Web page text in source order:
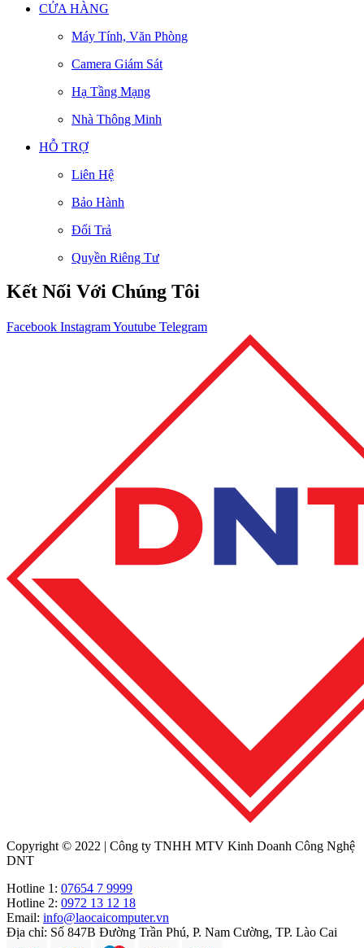
CỬA HÀNG
Máy Tính, Văn Phòng
Camera Giám Sát
Hạ Tầng Mạng
Nhà Thông Minh
HỖ TRỢ
Liên Hệ
Bảo Hành
Đổi Trả
Quyền Riêng Tư
Kết Nối Với Chúng Tôi
Facebook InstagramYoutube Telegram
Copyright © 2022 | Công ty TNHH MTV Kinh Doanh Công Nghệ
DNT
Hotline 1: 07654 7 9999
Hotline 2: 0972 13 12 18
Email: info@laocaicomputer.vn
Địa chỉ: Số 847B Đường Trần Phú, P. Nam Cường, TP. Lào Cai